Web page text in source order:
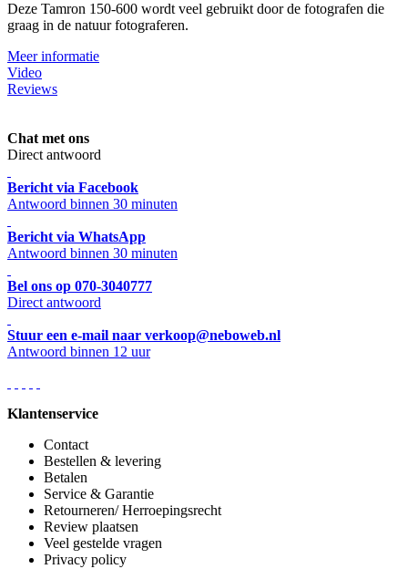
Deze Tamron 150-600 wordt veel gebruikt door de fotografen die
graag in de natuur fotograferen.
Meer informatie
Video
Reviews
Chat met ons
Direct antwoord
Bericht via Facebook
Antwoord binnen 30 minuten
Bericht via WhatsApp
Antwoord binnen 30 minuten
Bel ons op 070-3040777
Direct antwoord
Stuur een e-mail naar verkoop@neboweb.nl
Antwoord binnen 12 uur
Klantenservice
Contact
Bestellen & levering
Betalen
Service & Garantie
Retourneren/ Herroepingsrecht
Review plaatsen
Veel gestelde vragen
Privacy policy